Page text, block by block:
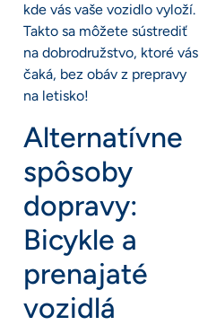
kde vás vaše vozidlo vyloží.
Takto sa môžete sústrediť
na dobrodružstvo, ktoré vás
čaká, bez obáv z prepravy
na letisko!
Alternatívne
spôsoby
dopravy:
Bicykle a
prenajaté
vozidlá